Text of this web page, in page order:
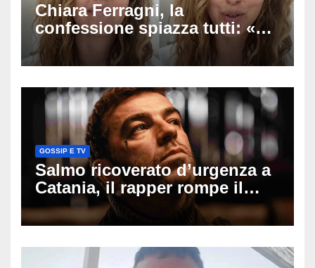
Chiara Ferragni, la
confessione spiazza tutti: «Un
mio ex voleva che mi rifacessi
il seno». Poi svela i ritocchi di
GOSSIP E TV
Salmo ricoverato d’urgenza a
Catania, il rapper rompe il
silenzio dopo la notte in
ospedale: come sta e cosa